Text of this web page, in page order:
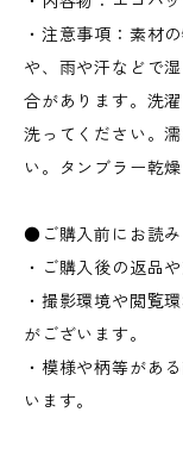
・注意事項：素材
や、雨や汗などで
合があります。洗
洗ってください。
い。タンブラー乾
●ご購入前にお読
・ご購入後の返品
・撮影環境や閲覧
がございます。
・模様や柄等があ
います。